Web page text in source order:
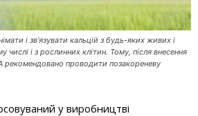
і зв’язувати кальцій з будь-яких живих і
числі і з рослинних клітин. Тому, після внесення
рекомендовано проводити позакореневу
у виробництві